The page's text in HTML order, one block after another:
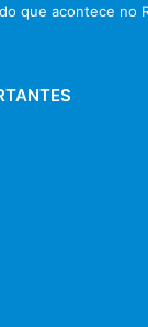
que acontece no